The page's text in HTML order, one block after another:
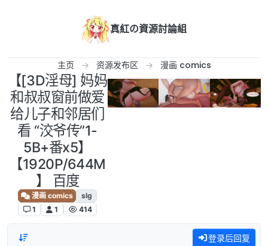
真紅の資源討論組
主页 资源发布区 漫画 comics
【[3D淫母] 妈妈
和叔叔窗前做爱
给儿子和邻居们
看 “洨爷传”1-
5B+番x5】
【1920P/644M
】 百度
漫画 comics
slg
1
1 414
登录后回复